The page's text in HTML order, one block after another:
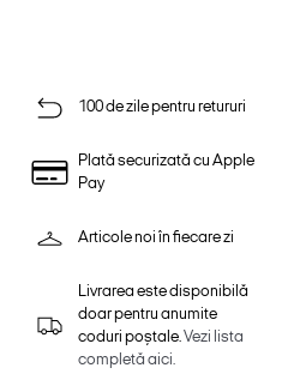
100 de zile pentru retururi
Plată securizată cu Apple
Pay
Articole noi în fiecare zi
Livrarea este disponibilă
doar pentru anumite
coduri poștale.Vezi lista
completă aici.